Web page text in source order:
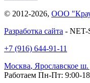
© 2012-2026, ООО
Разработка сайта - NET-
+7 (916) 644-91-11
Москва, Ярославское
Работаем Пн-Пт: 9:00-